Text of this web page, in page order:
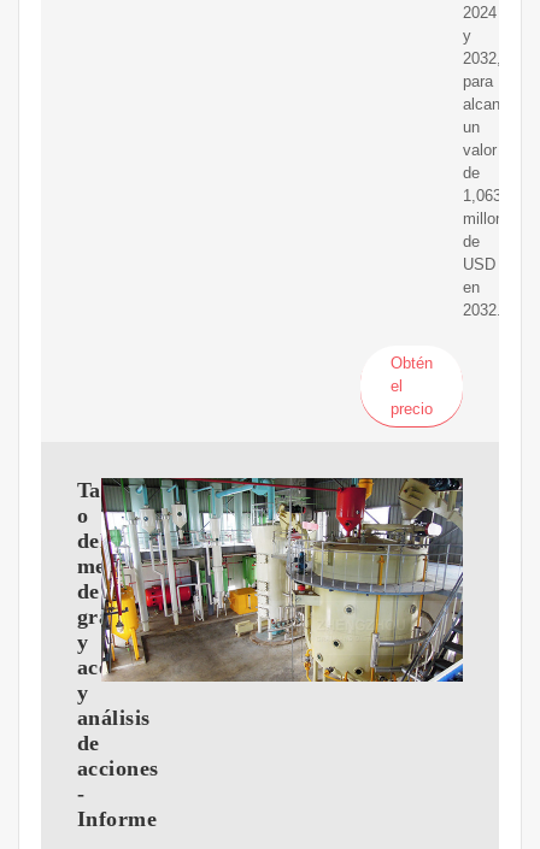
2024
y
2032,
para
alcanzar
un
valor
de
1,063.19
millones
de
USD
en
2032.
Obtén
el
precio
Tama?
o
del
mercado
de
grasas
y
aceites
y
análisis
de
acciones
-
Informe